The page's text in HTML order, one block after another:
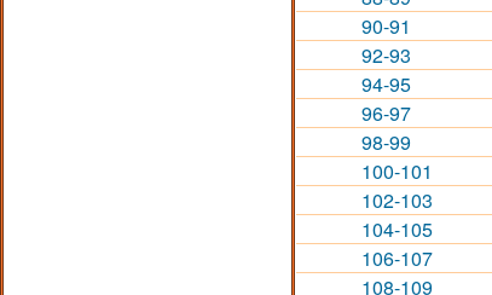
90-91
92-93
94-95
96-97
98-99
100-101
102-103
104-105
106-107
108-109